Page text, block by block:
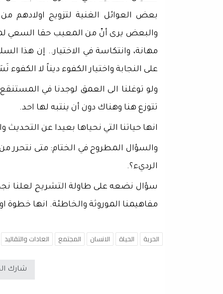
بعض العوائل الغنية لتزويج اولادهم
والبعض يرى أنّ من المعيب حقا السعي
مهانة، وانتكاسة في الاختيار.. إن هذا
على النجابة واختيار الكفوء ديناً لا الكفوء
ولو توغلنا الى العمق لوجدنا في المستنقع
تتوزع هنا وهناك دون أن ينتبه لها احد.
انها حياتنا التي نحياها بعيدا عن التحديث
والسؤال المطروح في الختام: متى نتحرر
الرديء؟.
سؤال نضعه على طاولة التشريح لعلنا
مفاهيمنا الموروثة والخاطئة. انها خطوة
الحرية الحياة الانسان المجتمع العادات والتقاليد
شارك